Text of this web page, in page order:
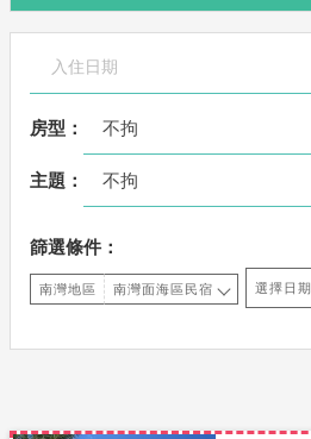
房型： 不拘
主題： 不拘
篩選條件：
南灣地區 南灣面海區民宿 選擇日期